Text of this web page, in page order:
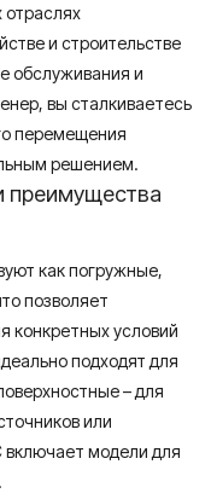
и строительстве
обслуживания и
вы сталкиваетесь
перемещения
решением.
преимущества
как погружные,
позволяет
конкретных условий
подходят для
– для
или
модели для